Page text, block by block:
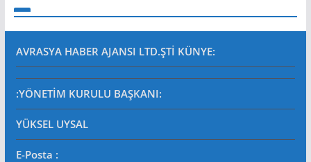
AVRASYA HABER AJANSI LTD.ŞTİ KÜNYE:
:YÖNETİM KURULU BAŞKANI:
YÜKSEL UYSAL
E-Posta :